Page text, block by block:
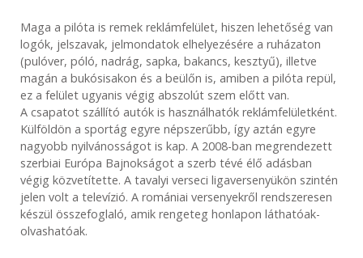
Maga a pilóta is remek reklámfelület, hiszen lehetőség van
logók, jelszavak, jelmondatok elhelyezésére a ruházaton
(pulóver, póló, nadrág, sapka, bakancs, kesztyű), illetve
magán a bukósisakon és a beülőn is, amiben a pilóta repül,
ez a felület ugyanis végig abszolút szem előtt van.
A csapatot szállító autók is használhatók reklámfelületként.
Külföldön a sportág egyre népszerűbb, így aztán egyre
nagyobb nyilvánosságot is kap. A 2008-ban megrendezett
szerbiai Európa Bajnokságot a szerb tévé élő adásban
végig közvetítette. A tavalyi verseci ligaversenyükön szintén
jelen volt a televízió. A romániai versenyekről rendszeresen
készül összefoglaló, amik rengeteg honlapon láthatóak-
olvashatóak.